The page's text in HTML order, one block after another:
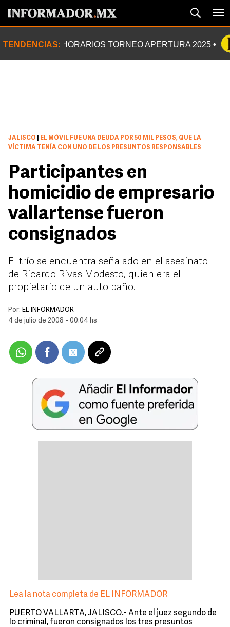
TENDENCIAS: HORARIOS TORNEO APERTURA 2025
JALISCO
EL MÓVIL FUE UNA DEUDA POR 50 MIL PESOS, QUE LA
VÍCTIMA TENÍA CON UNO DE LOS PRESUNTOS RESPONSABLES
Participantes en
homicidio de empresario
vallartense fueron
consignados
El trío se encuentra señalado en el asesinato
de Ricardo Rivas Modesto, quien era el
propietario de un auto baño.
Por: EL INFORMADOR
4 de julio de 2008 - 00:04 hs
Lea la nota completa de EL INFORMADOR
PUERTO VALLARTA, JALISCO.- Ante el juez segundo de
lo criminal, fueron consignados los tres presuntos